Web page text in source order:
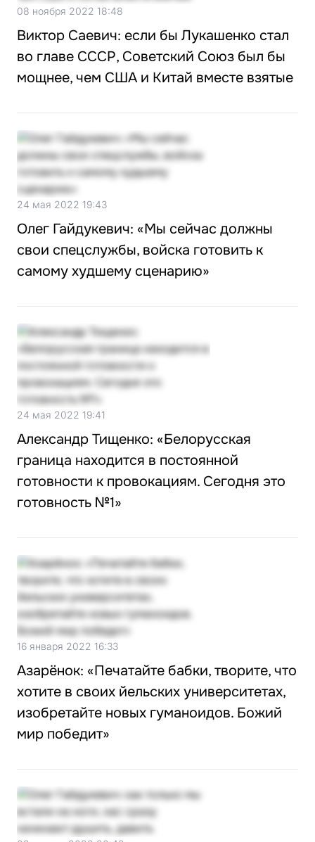
08 ноября 2022 18:48
Виктор Саевич: если бы Лукашенко стал
во главе СССР, Советский Союз был бы
мощнее, чем США и Китай вместе взятые
24 мая 2022 19:43
Олег Гайдукевич: «Мы сейчас должны
свои спецслужбы, войска готовить к
самому худшему сценарию»
24 мая 2022 19:41
Александр Тищенко: «Белорусская
граница находится в постоянной
готовности к провокациям. Сегодня это
готовность №1»
16 января 2022 16:33
Азарёнок: «Печатайте бабки, творите, что
хотите в своих йельских университетах,
изобретайте новых гуманоидов. Божий
мир победит»